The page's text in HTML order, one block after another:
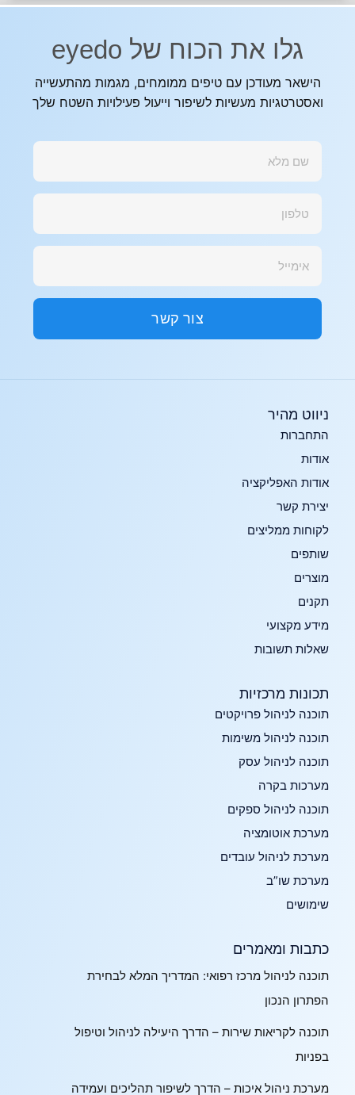
גלו את הכוח של eyedo
הישאר מעודכן עם טיפים ממומחים, מגמות מהתעשייה
ואסטרטגיות מעשיות לשיפור וייעול פעילויות השטח שלך
צור קשר
ניווט מהיר
התחברות
אודות
אודות האפליקציה
יצירת קשר
לקוחות ממליצים
שותפים
מוצרים
תקנים
מידע מקצועי
שאלות תשובות
תכונות מרכזיות​
תוכנה לניהול פרויקטים
תוכנה לניהול משימות
תוכנה לניהול עסק
מערכות בקרה
תוכנה לניהול ספקים
מערכת אוטומציה
מערכת לניהול עובדים
מערכת שו”ב
שימושים
כתבות ומאמרים
תוכנה לניהול מרכז רפואי: המדריך המלא לבחירת
הפתרון הנכון
תוכנה לקריאות שירות – הדרך היעילה לניהול וטיפול
בפניות
מערכת ניהול איכות – הדרך לשיפור תהליכים ועמידה